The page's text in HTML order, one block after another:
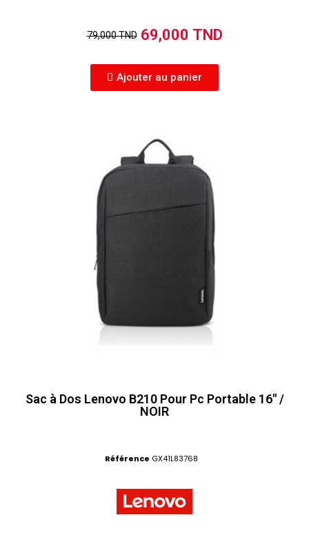
79,000 TND 69,000 TND
Ajouter au panier
Sac à Dos Lenovo B210 Pour Pc Portable 16" /
NOIR
Référence GX41L83768